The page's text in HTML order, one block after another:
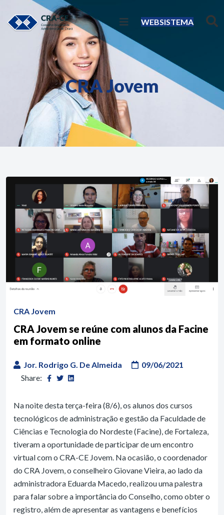
WEBSISTEMA
CRA Jovem
CRA Jovem
CRA Jovem se reúne com alunos da Facine
em formato online
Jor. Rodrigo G. De Almeida
09/06/2021
Share:
Na noite desta terça-feira (8/6), os alunos dos cursos
tecnológicos de administração e gestão da Faculdade de
Ciências e Tecnologia do Nordeste (Facine), de Fortaleza,
tiveram a oportunidade de participar de um encontro
virtual com o CRA-CE Jovem. Na ocasião, o coordenador
do CRA Jovem, o conselheiro Giovane Vieira, ao lado da
administradora Eduarda Macedo, realizou uma palestra
para falar sobre a importância do Conselho, como obter o
registro, além de apresentar as vantagens e benefícios